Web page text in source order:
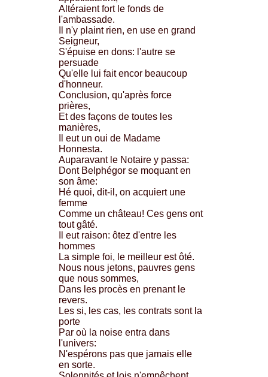
Altéraient fort le fonds de
l'ambassade.
Il n'y plaint rien, en use en grand
Seigneur,
S'épuise en dons: l'autre se
persuade
Qu'elle lui fait encor beaucoup
d'honneur.
Conclusion, qu'après force
prières,
Et des façons de toutes les
manières,
Il eut un oui de Madame
Honnesta.
Auparavant le Notaire y passa:
Dont Belphégor se moquant en
son âme:
Hé quoi, dit-il, on acquiert une
femme
Comme un château! Ces gens ont
tout gâté.
Il eut raison: ôtez d'entre les
hommes
La simple foi, le meilleur est ôté.
Nous nous jetons, pauvres gens
que nous sommes,
Dans les procès en prenant le
revers.
Les si, les cas, les contrats sont la
porte
Par où la noise entra dans
l'univers:
N'espérons pas que jamais elle
en sorte.